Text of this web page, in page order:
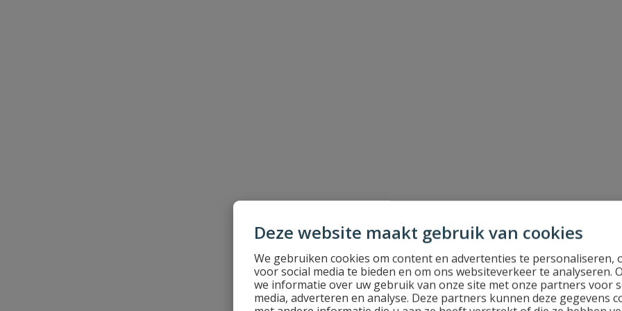
Deze website maakt gebruik van cookies
We gebruiken cookies om content en advertenties te personaliseren,
voor social media te bieden en om ons websiteverkeer te analyseren.
we informatie over uw gebruik van onze site met onze partners voor
media, adverteren en analyse. Deze partners kunnen deze gegevens